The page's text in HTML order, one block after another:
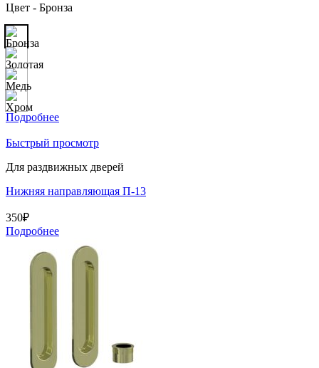
Цвет - Бронза
Подробнее
Быстрый просмотр
Для раздвижных дверей
Нижняя направляющая П-13
350₽
Подробнее